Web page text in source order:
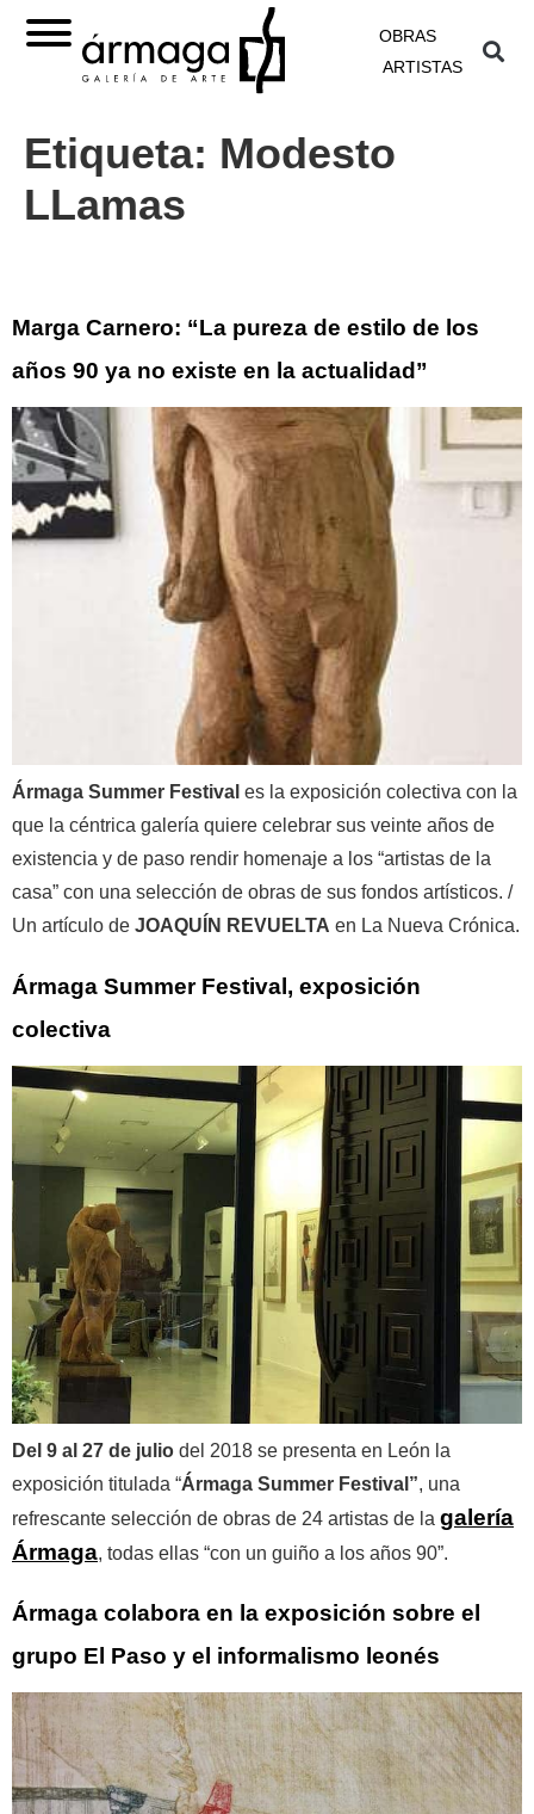
OBRAS
ARTISTAS
Etiqueta: Modesto
LLamas
Marga Carnero: “La pureza de estilo de los
años 90 ya no existe en la actualidad”
Ármaga Summer Festival es la exposición colectiva con la
que la céntrica galería quiere celebrar sus veinte años de
existencia y de paso rendir homenaje a los “artistas de la
casa” con una selección de obras de sus fondos artísticos. /
Un artículo de JOAQUÍN REVUELTA en La Nueva Crónica.
Ármaga Summer Festival, exposición
colectiva
Del 9 al 27 de julio del 2018 se presenta en León la
exposición titulada “Ármaga Summer Festival”, una
refrescante selección de obras de 24 artistas de la galería
Ármaga, todas ellas “con un guiño a los años 90”.
Ármaga colabora en la exposición sobre el
grupo El Paso y el informalismo leonés